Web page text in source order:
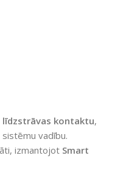
līdzstrāvas kontaktu,
vadību.
izmantojot Smart